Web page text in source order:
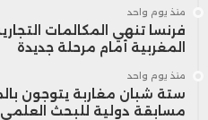
الموارد الطبيعية
على المواطنين.
ووفق هذا التصور، فإن
منذ يوم واحد
فرنسا تنهي المكالمات
المغربية أمام مرحلة جديدة
منذ يوم واحد
ستة شبان مغاربة يتوجون
مسابقة دولية للبحث العلمي